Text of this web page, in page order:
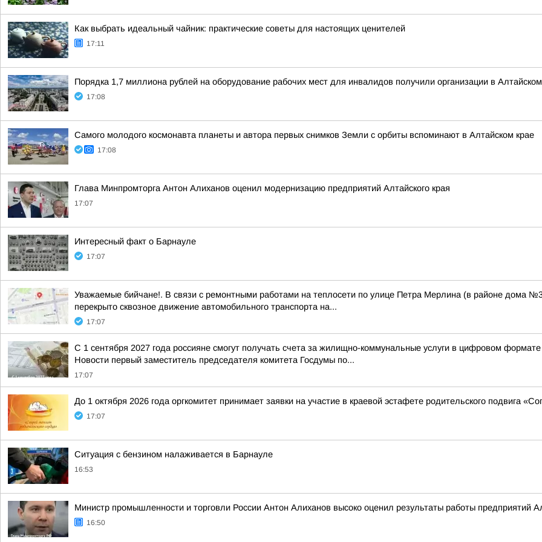
Как выбрать идеальный чайник: практические советы для настоящих ценителей
17:11
Порядка 1,7 миллиона рублей на оборудование рабочих мест для инвалидов получили организации в
17:08
Самого молодого космонавта планеты и автора первых снимков Земли с орбиты вспоминают в Алтайском крае
17:08
Глава Минпромторга Антон Алиханов оценил модернизацию предприятий Алтайского края
17:07
Интересный факт о Барнауле
17:07
Уважаемые бийчане!. В связи с ремонтными работами на теплосети по улице Петра Мерлина (в районе дома
перекрыто сквозное движение автомобильного транспорта на...
17:07
С 1 сентября 2027 года россияне смогут получать счета за жилищно-коммунальные услуги в цифровом
Новости первый заместитель председателя комитета Госдумы по...
17:07
До 1 октября 2026 года оргкомитет принимает заявки на участие в краевой эстафете родительского подвига
17:07
Ситуация с бензином налаживается в Барнауле
16:53
Министр промышленности и торговли России Антон Алиханов высоко оценил результаты работы предприятий
16:50